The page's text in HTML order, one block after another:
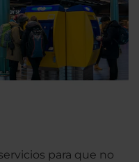
para que no